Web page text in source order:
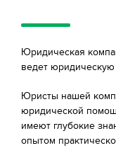
Юридическая
ведет юридическую
Юристы нашей
юридической
имеют глубокие
опытом